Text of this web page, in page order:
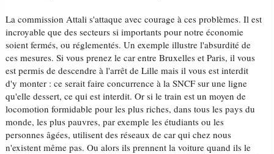
La commission Attali s'attaque avec courage à ces problèmes. Il est
incroyable que des secteurs si importants pour notre économie
soient fermés, ou réglementés. Un exemple illustre l'absurdité de
ces mesures. Si vous prenez le car entre Bruxelles et Paris, il vous
est permis de descendre à l'arrêt de Lille mais il vous est interdit
d'y monter : ce serait faire concurrence à la SNCF sur une ligne
qu'elle dessert, ce qui est interdit. Or si le train est un moyen de
locomotion formidable pour les plus riches, dans tous les pays du
monde, les plus pauvres, par exemple les étudiants ou les
personnes âgées, utilisent des réseaux de car qui chez nous
n'existent même pas. Ou alors ils prennent la voiture quand ils le